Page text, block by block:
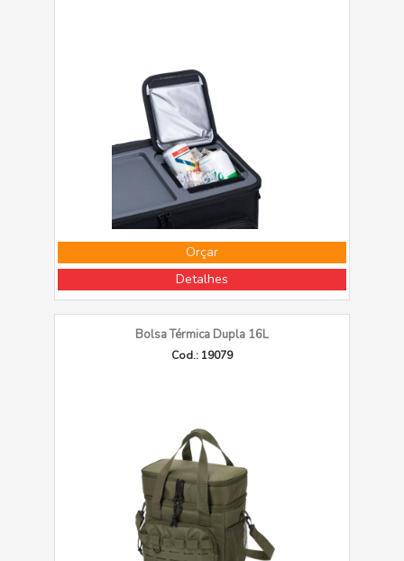
Orçar
Detalhes
Bolsa Térmica Dupla 16L
Cod.: 19079